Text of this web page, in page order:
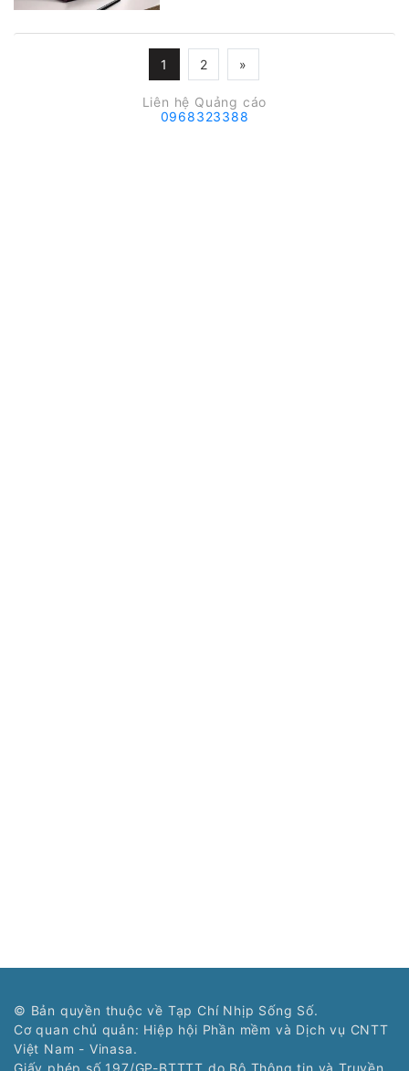
1 2 »
Liên hệ Quảng cáo
0968323388
© Bản quyền thuộc về Tạp Chí Nhịp Sống Số.
Cơ quan chủ quản: Hiệp hội Phần mềm và Dịch vụ CNTT
Việt Nam - Vinasa.